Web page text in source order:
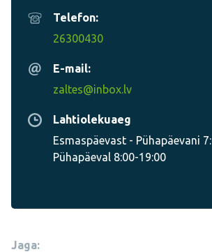
Telefon:
26300430
E-mail:
zaltes@inbox.lv
Lahtiolekuaeg
Esmaspäevast - Pühapäevani
Pühapäeval 8:00-19:00
Jaga: